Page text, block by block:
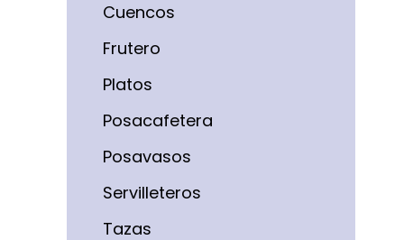
Cuencos
Frutero
Platos
Posacafetera
Posavasos
Servilleteros
Tazas